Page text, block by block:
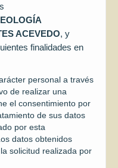
ACEVEDO, y
finalidades en
personal a través
de realizar una
el consentimiento por
de sus datos
por esta
datos obtenidos
solicitud realizada por